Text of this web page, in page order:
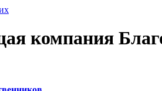
компания